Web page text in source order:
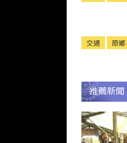
交通 原鄉
推薦新聞